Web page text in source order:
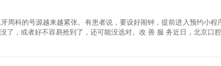
周科的号源越来越紧张。有患者说，要设好闹钟，提前进入预约小
了，或者好不容易抢到了，还可能没选对。改 善 服 务近日，北京口